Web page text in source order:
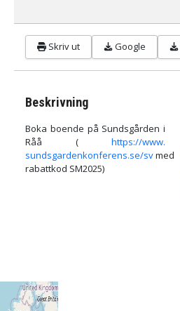
Skriv ut Google
Beskrivning
Boka boende på Sundsgården i
Råå ( https://www.
sundsgardenkonferens.se/svmed
rabattkod SM2025)